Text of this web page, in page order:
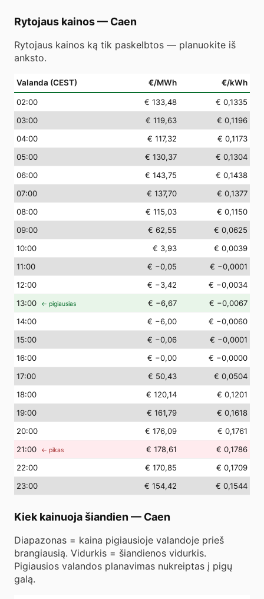
Rytojaus kainos— Caen
Rytojaus kainos ką tik paskelbtos — planuokite iš
anksto.
Valanda (CEST) €/MWh €/kWh
02:00 € 133,48
€ 0,1335
03:00 € 119,63
€ 0,1196
04:00 € 117,32
€ 0,1173
05:00 € 130,37
€ 0,1304
06:00 € 143,75
€ 0,1438
07:00 € 137,70
€ 0,1377
08:00 € 115,03
€ 0,1150
09:00 € 62,55
€ 0,0625
10:00 € 3,93
€ 0,0039
11:00 € −0,05
€ −0,0001
12:00 € −3,42
€ −0,0034
13:00 ← pigiausias € −6,67
€ −0,0067
14:00 € −6,00
€ −0,0060
15:00 € −0,06
€ −0,0001
16:00 € −0,00
€ −0,0000
17:00 € 50,43
€ 0,0504
18:00 € 120,14
€ 0,1201
19:00 € 161,79
€ 0,1618
20:00 € 176,09
€ 0,1761
21:00 ← pikas € 178,61
€ 0,1786
22:00 € 170,85
€ 0,1709
23:00 € 154,42 € 0,1544
Kiek kainuoja šiandien — Caen
Diapazonas = kaina pigiausioje valandoje prieš
brangiausią. Vidurkis = šiandienos vidurkis.
Pigiausios valandos planavimas nukreiptas į pigų
galą.